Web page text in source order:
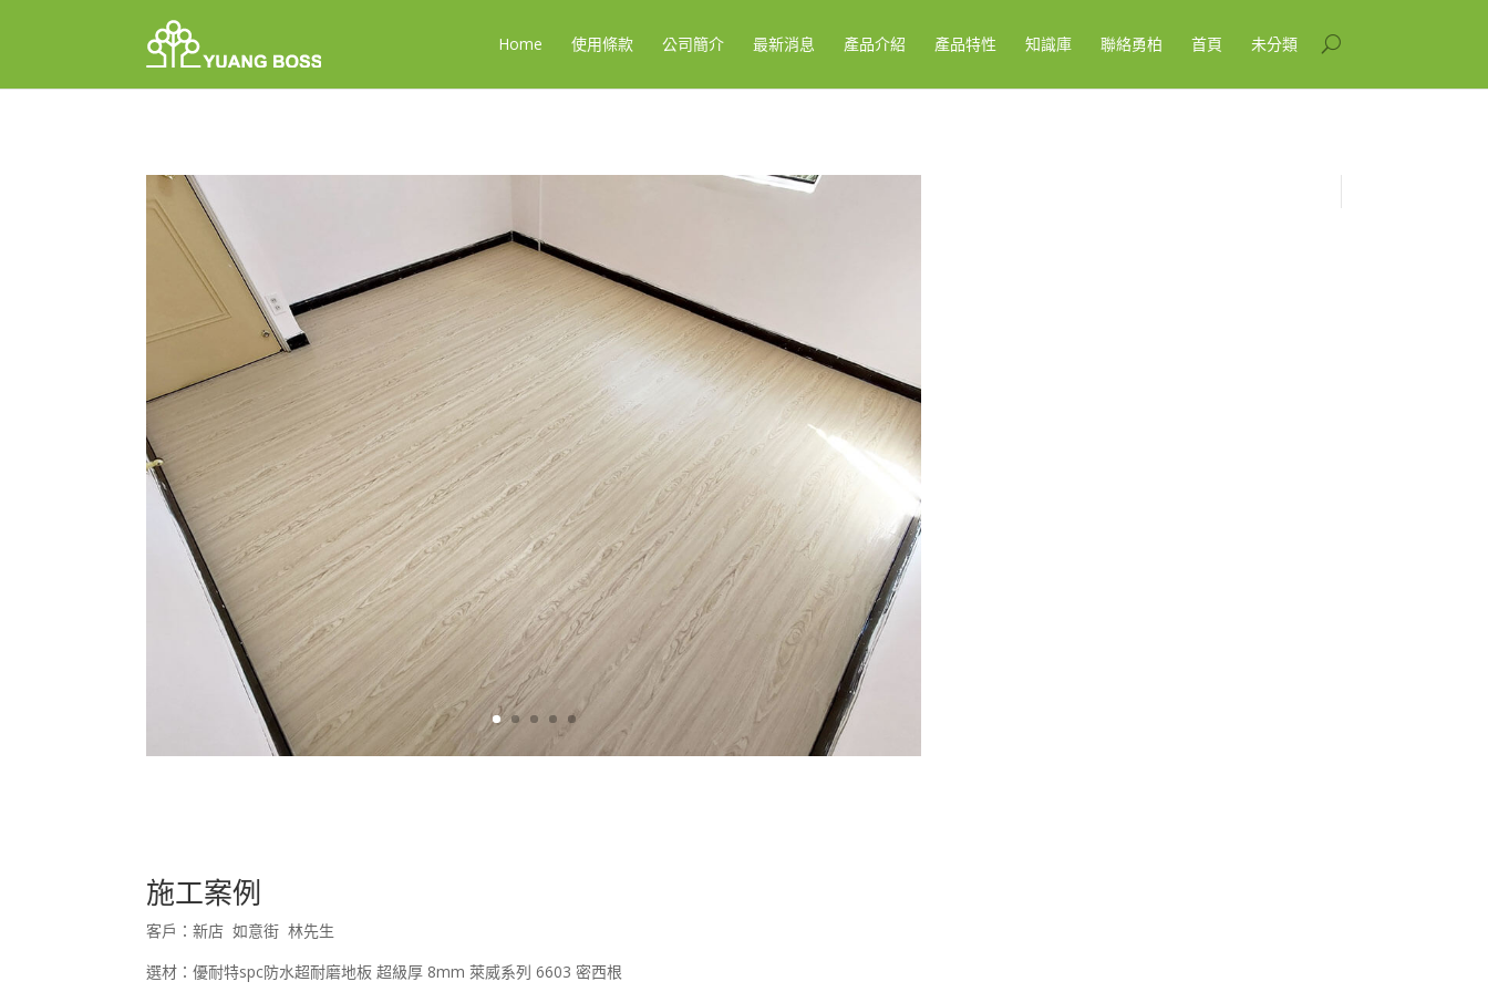
Home 使用條款 公司簡介 最新消息 產品介紹 產品特性 知識庫 聯絡勇柏 首頁 未分類
施工案例
客戶：新店 如意街 林先生
選材：優耐特spc防水超耐磨地板 超級厚 8mm 萊威系列 6603 密西根